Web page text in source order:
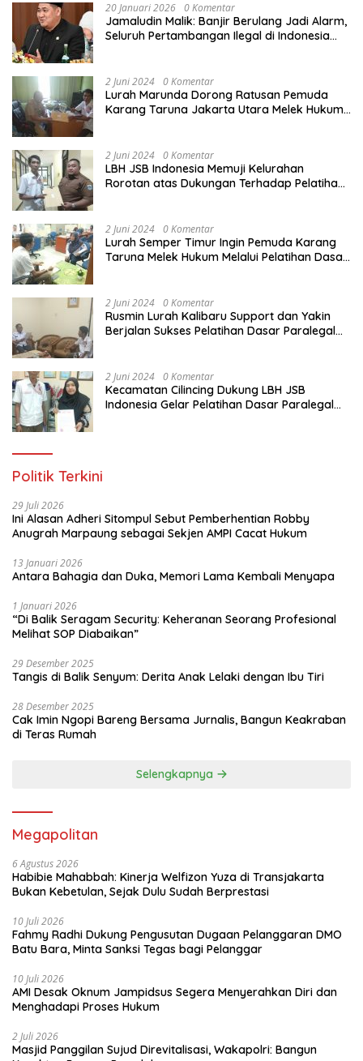
20 Januari 2026 0 Komentar
Jamaludin Malik: Banjir Berulang Jadi Alarm,
Seluruh Pertambangan Ilegal di Indonesia
2 Juni 2024 0 Komentar
Lurah Marunda Dorong Ratusan Pemuda
Karang Taruna Jakarta Utara Melek Hukum
2 Juni 2024 0 Komentar
LBH JSB Indonesia Memuji Kelurahan
Rorotan atas Dukungan Terhadap Pelatihan
2 Juni 2024 0 Komentar
Lurah Semper Timur Ingin Pemuda Karang
Taruna Melek Hukum Melalui Pelatihan Dasar
2 Juni 2024 0 Komentar
Rusmin Lurah Kalibaru Support dan Yakin
Berjalan Sukses Pelatihan Dasar Paralegal
2 Juni 2024 0 Komentar
Kecamatan Cilincing Dukung LBH JSB
Indonesia Gelar Pelatihan Dasar Paralegal
Politik Terkini
29 Juli 2026
Ini Alasan Adheri Sitompul Sebut Pemberhentian Robby
Anugrah Marpaung sebagai Sekjen AMPI Cacat Hukum
13 Januari 2026
Antara Bahagia dan Duka, Memori Lama Kembali Menyapa
1 Januari 2026
“Di Balik Seragam Security: Keheranan Seorang Profesional
Melihat SOP Diabaikan”
29 Desember 2025
Tangis di Balik Senyum: Derita Anak Lelaki dengan Ibu Tiri
28 Desember 2025
Cak Imin Ngopi Bareng Bersama Jurnalis, Bangun Keakraban
di Teras Rumah
Selengkapnya
Megapolitan
6 Agustus 2026
Habibie Mahabbah: Kinerja Welfizon Yuza di Transjakarta
Bukan Kebetulan, Sejak Dulu Sudah Berprestasi
10 Juli 2026
Fahmy Radhi Dukung Pengusutan Dugaan Pelanggaran DMO
Batu Bara, Minta Sanksi Tegas bagi Pelanggar
10 Juli 2026
AMI Desak Oknum Jampidsus Segera Menyerahkan Diri dan
Menghadapi Proses Hukum
2 Juli 2026
Masjid Panggilan Sujud Direvitalisasi, Wakapolri: Bangun